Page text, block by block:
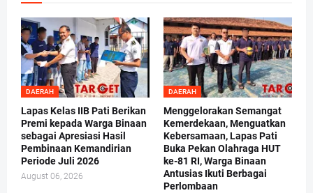
DAERAH
Lapas Kelas IIB Pati Berikan
Premi kepada Warga Binaan
sebagai Apresiasi Hasil
Pembinaan Kemandirian
Periode Juli 2026
August 06, 2026
DAERAH
Menggelorakan Semangat
Kemerdekaan, Menguatkan
Kebersamaan, Lapas Pati
Buka Pekan Olahraga HUT
ke-81 RI, Warga Binaan
Antusias Ikuti Berbagai
Perlombaan